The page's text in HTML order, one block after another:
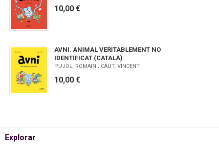
10,00 €
AVNI. ANIMAL VERITABLEMENT NO
IDENTIFICAT (CATALÀ)
PUJOL, ROMAIN ; CAUT, VINCENT
10,00 €
Explorar